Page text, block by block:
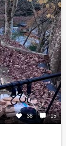
38 15